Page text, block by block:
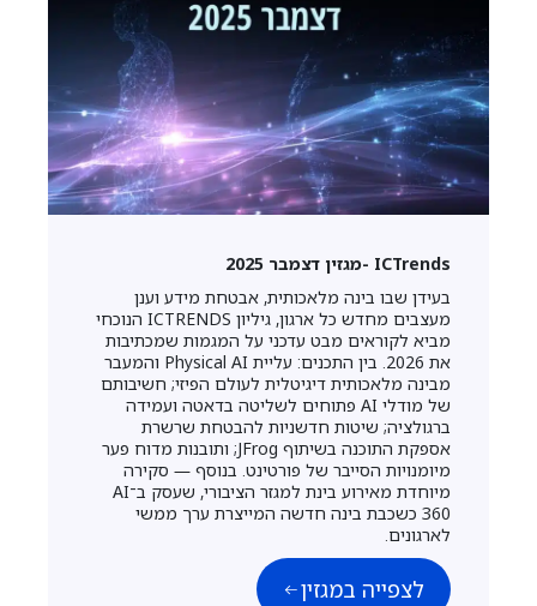
ICTrends -מגזין דצמבר 2025
בעידן שבו בינה מלאכותית, אבטחת מידע וענן
מעצבים מחדש כל ארגון, גיליון ICTRENDS הנוכחי
מביא לקוראים מבט עדכני על המגמות שמכתיבות
את 2026. בין התכנים: עליית Physical AI והמעבר
מבינה מלאכותית דיגיטלית לעולם הפיזי; חשיבותם
של מודלי AI פתוחים לשליטה בדאטה ועמידה
ברגולציה; שיטות חדשניות להבטחת שרשרת
אספקת התוכנה בשיתוף JFrog; ותובנות מדוח פער
מיומנויות הסייבר של פורטינט. בנוסף — סקירה
מיוחדת מאירוע בינת למגזר הציבורי, שעסק ב־AI
360 כשכבת בינה חדשה המייצרת ערך ממשי
לארגונים.
לצפייה במגזין